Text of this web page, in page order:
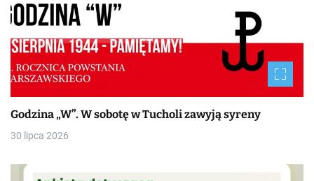
Godzina „W”. W sobotę w Tucholi zawyją syreny
30 lipca 2026